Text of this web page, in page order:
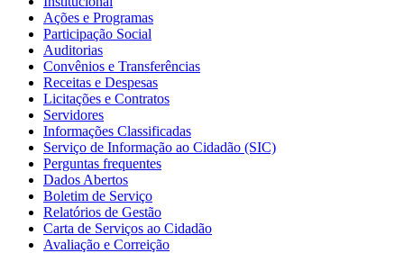
Ações e Programas
Participação Social
Auditorias
Convênios e Transferências
Receitas e Despesas
Licitações e Contratos
Servidores
Informações Classificadas
Serviço de Informação ao Cidadão (SIC)
Perguntas frequentes
Dados Abertos
Boletim de Serviço
Relatórios de Gestão
Carta de Serviços ao Cidadão
Avaliação e Correição